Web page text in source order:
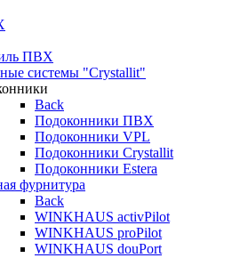
ПВХ
системы "Crystallit"
Back
Подоконники ПВХ
Подоконники VPL
Подоконники Crystallit
Подоконники Estera
фурнитура
Back
WINKHAUS activPilot
WINKHAUS proPilot
WINKHAUS douPort